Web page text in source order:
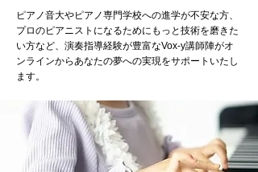
ピアノ音大やピアノ専門学校への進学が不安な方、
プロのピアニストになるためにもっと技術を磨きた
い方など、演奏指導経験が豊富なVox-y講師陣がオ
ンラインからあなたの夢への実現をサポートいたし
ます。